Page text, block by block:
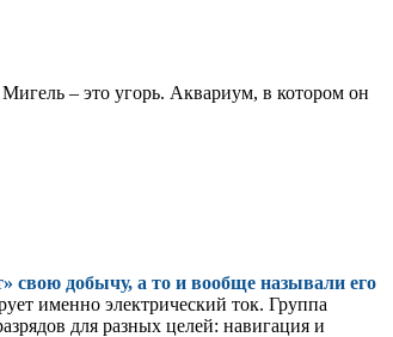
– это угорь. Аквариум, в котором он
свою добычу, а то и вообще называли его
именно электрический ток. Группа
для разных целей: навигация и